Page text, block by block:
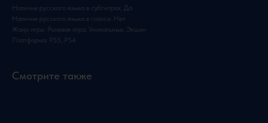
Наличие русского языка в субтитрах: Да
Наличие русского языка в голосе: Нет
Жанр игры: Ролевая игра, Уникальные, Экшен
Платформа: PS5, PS4
Смотрите также